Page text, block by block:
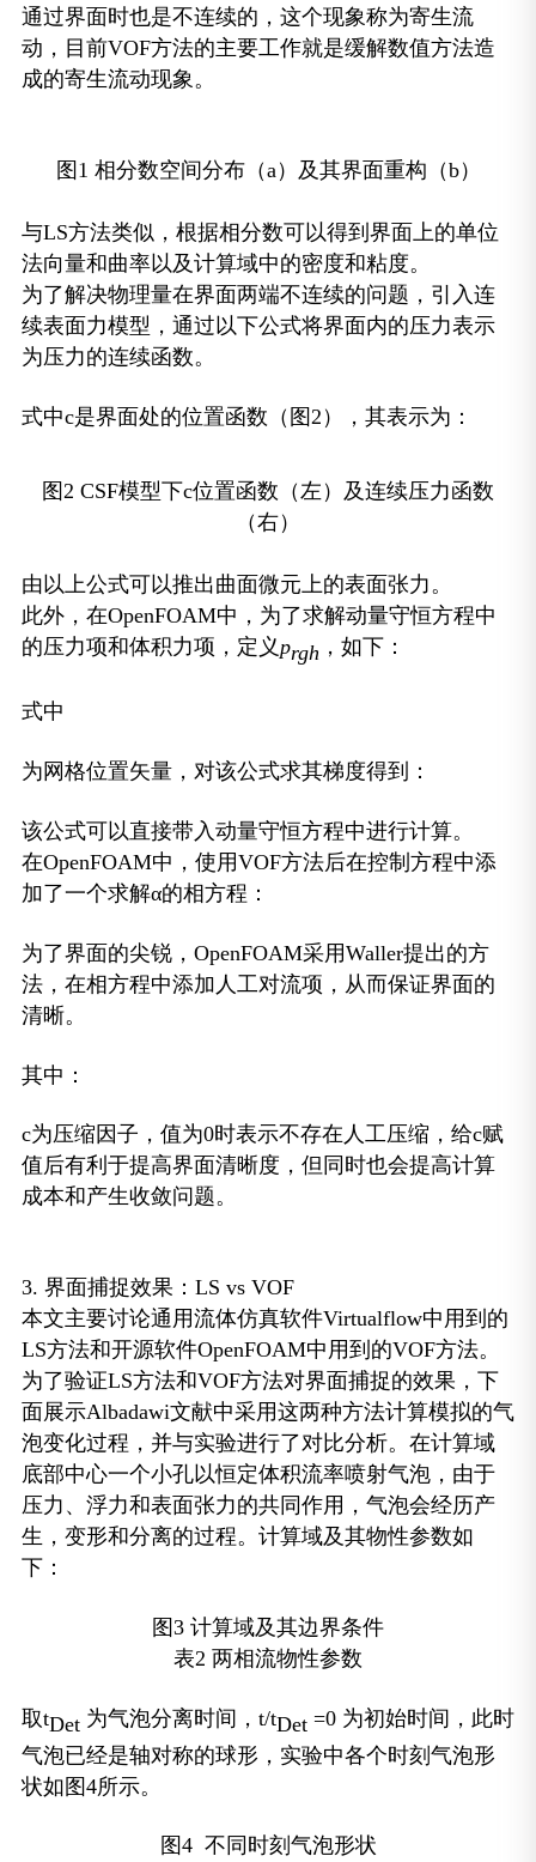
通过界面时也是不连续的，这个现象称为寄生流
动，目前VOF方法的主要工作就是缓解数值方法造
成的寄生流动现象。
图1 相分数空间分布（a）及其界面重构（b）
与LS方法类似，根据相分数可以得到界面上的单位
法向量和曲率以及计算域中的密度和粘度。
为了解决物理量在界面两端不连续的问题，引入连
续表面力模型，通过以下公式将界面内的压力表示
为压力的连续函数。
式中c是界面处的位置函数（图2），其表示为：
图2 CSF模型下c位置函数（左）及连续压力函数
（右）
由以上公式可以推出曲面微元上的表面张力。
此外，在OpenFOAM中，为了求解动量守恒方程中
的压力项和体积力项，定义 prgh ，如下：
式中
为网格位置矢量，对该公式求其梯度得到：
该公式可以直接带入动量守恒方程中进行计算。
在OpenFOAM中，使用VOF方法后在控制方程中添
加了一个求解α的相方程：
为了界面的尖锐，OpenFOAM采用Waller提出的方
法，在相方程中添加人工对流项，从而保证界面的
清晰。
其中：
c为压缩因子，值为0时表示不存在人工压缩，给c赋
值后有利于提高界面清晰度，但同时也会提高计算
成本和产生收敛问题。
3. 界面捕捉效果：LS vs VOF
本文主要讨论通用流体仿真软件Virtualflow中用到的
LS方法和开源软件OpenFOAM中用到的VOF方法。
为了验证LS方法和VOF方法对界面捕捉的效果，下
面展示Albadawi文献中采用这两种方法计算模拟的气
泡变化过程，并与实验进行了对比分析。在计算域
底部中心一个小孔以恒定体积流率喷射气泡，由于
压力、浮力和表面张力的共同作用，气泡会经历产
生，变形和分离的过程。计算域及其物性参数如
下：
图3 计算域及其边界条件
表2 两相流物性参数
取tDet为气泡分离时间，t/tDet=0 为初始时间，此时
气泡已经是轴对称的球形，实验中各个时刻气泡形
状如图4所示。
图4 不同时刻气泡形状